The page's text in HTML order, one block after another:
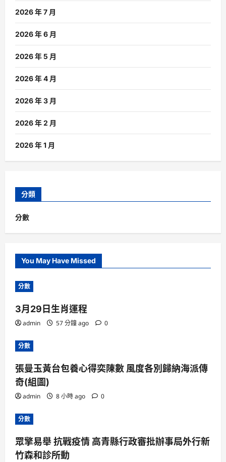
2026 年 7 月
2026 年 6 月
2026 年 5 月
2026 年 4 月
2026 年 3 月
2026 年 2 月
2026 年 1 月
分類
分數
You May Have Missed
分數
3月29日生肖運程
admin 57 分鐘 ago 0
分數
張曼玉黃台包養心得奕陳數 風度各別歸納海派傳
奇(組圖)
admin 8 小時 ago 0
分數
眾擎易舉 抗戰疫情 高青縣行政審批辦事局外行新
竹森和診所動